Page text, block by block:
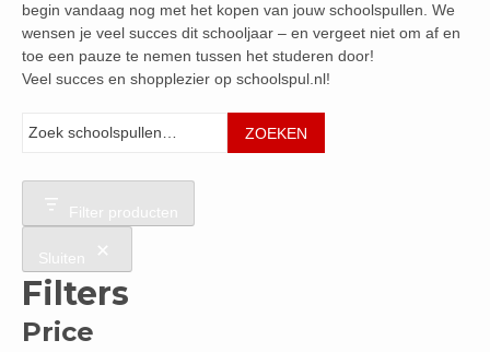
begin vandaag nog met het kopen van jouw schoolspullen. We
wensen je veel succes dit schooljaar – en vergeet niet om af en
toe een pauze te nemen tussen het studeren door!
Veel succes en shopplezier op schoolspul.nl!
Zoeken
ZOEKEN
Filter producten
Sluiten
Filters
Price